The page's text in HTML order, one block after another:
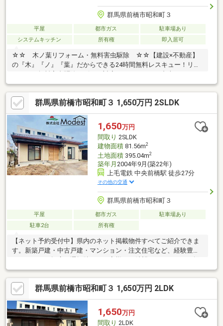
群馬県前橋市昭和町３
平屋 都市ガス
駐車場あり
システムキッチン
所有権 即入居可
☆☆ 木ノ葉リフォーム・無料害虫駆除 ☆☆【建設×不動産】
の『木』『ノ』『葉』だからできる24時間無料レスキュー！リフ
ターサービスがついており、住んでからの安心をずっとお届けし
ます！内覧時に、無料相談・お見積りも物件ごとに作成可能！！
オウチ探しも、リフォームも一緒に相談できます！＼弊社には、
『きつね隊』・『ゴリラ隊』という無料かけつけサービスの仕組
みが、整っています♪／住んでからのお家トラブル、緊急対応も承
っております♪お家のこと、すべて木ノ葉プランニングにお任せく
ださい＾＾
群馬県前橋市昭和町３ 1,650万円 2SLDK
1,650万円
間取り 2SLDK
建物面積81.56m2
土地面積395.04m2
築年月 2004年9月(築22年)
上毛電鉄 中央前橋駅 徒歩27分
その他の交通
群馬県前橋市昭和町３
平屋 都市ガス
駐車場あり
駐車2台
所有権
【ネット予約受付中】県内のネット掲載物件すべてご紹介できま
す。新築戸建・中古戸建・マンション・注文住宅など、経験豊富
案をいたします。◆おススメポイント・平屋の3K別邸付きで二世
帯住宅可◎・敷地広々119坪♪物置付き・人気の都市ガスエリア
◎・周辺環境充実で日々の生活便利◆通学エリア・敷島小学校・
第三中学校お電話でのご見学予約は0120-302-082【通話無料】ま
で理想の暮らしを叶える第一歩を、私たちと一緒に踏み出しませ
んか？
群馬県前橋市昭和町３ 1,650万円 2LDK
1,650万円
間取り 2LDK